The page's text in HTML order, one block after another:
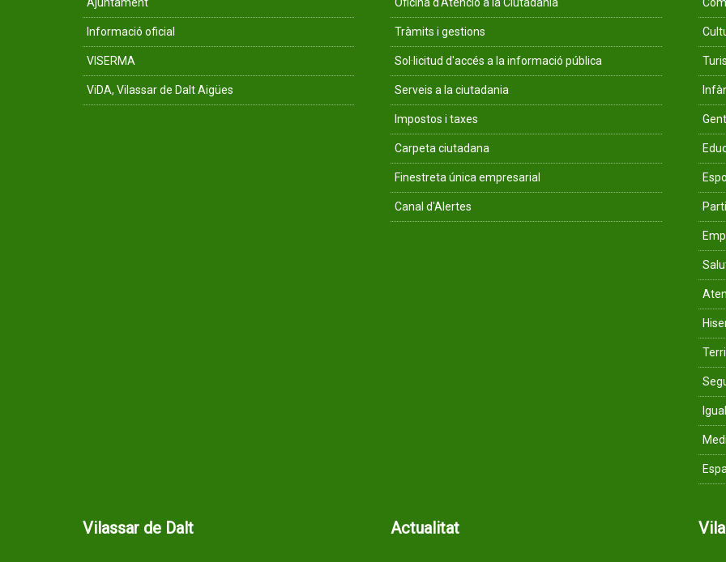
Informació oficial
VISERMA
ViDA, Vilassar de Dalt Aigües
Tràmits i gestions
Sol·licitud d'accés a la informació pública
Serveis a la ciutadania
Impostos i taxes
Carpeta ciutadana
Finestreta única empresarial
Canal d'Alertes
Vilassar de Dalt Actualitat